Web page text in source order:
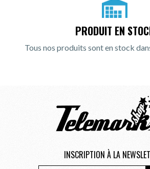
PRODUIT EN
Tous nos produits sont en stock
INSCRIPTION À LA